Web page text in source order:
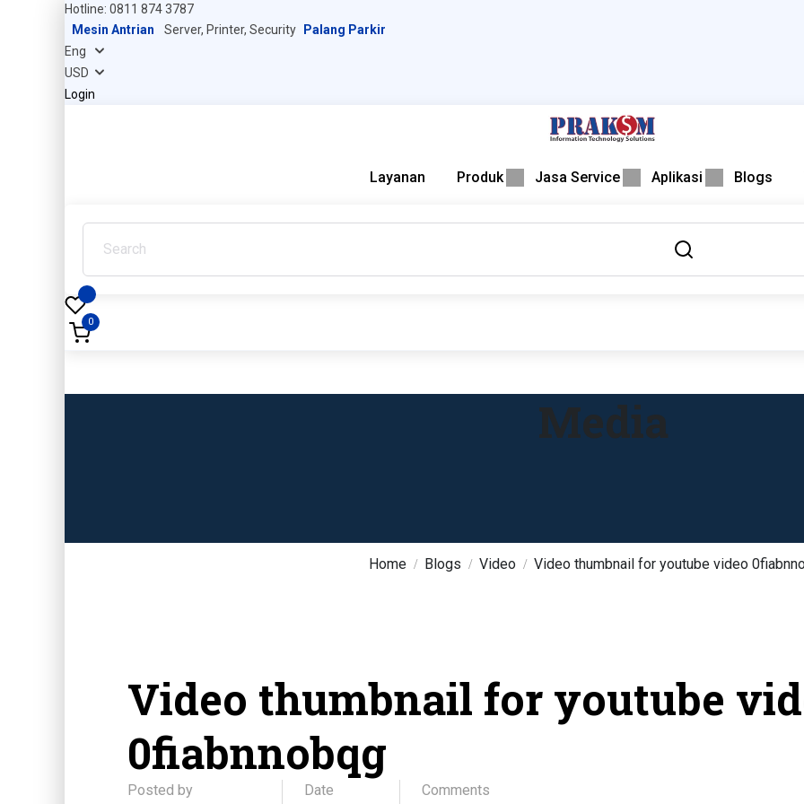
Hotline: 0811 874 3787
Mesin Antrian
Server, Printer, Security Palang Parkir
Login
Layanan Produk Jasa Service Aplikasi Blogs
0
Home Blogs Video Video thumbnail for youtube video
Media
Video thumbnail for youtube
0fiabnnobqg
Posted by Date Comments